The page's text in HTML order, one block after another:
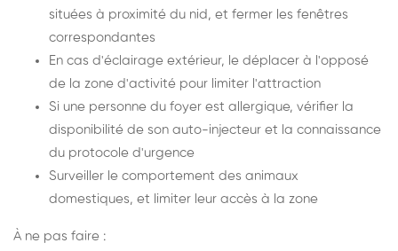
situées à proximité du nid, et fermer les fenêtres
correspondantes
En cas d'éclairage extérieur, le déplacer à l'opposé
de la zone d'activité pour limiter l'attraction
Si une personne du foyer est allergique, vérifier la
disponibilité de son auto-injecteur et la connaissance
du protocole d'urgence
Surveiller le comportement des animaux
domestiques, et limiter leur accès à la zone
À ne pas faire :